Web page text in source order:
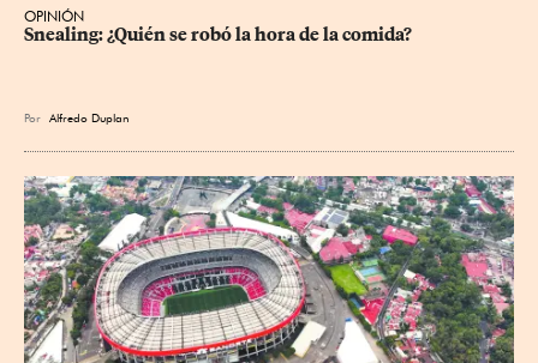
OPINIÓN
Snealing: ¿Quién se robó la hora de la comida?
Por Alfredo Duplan